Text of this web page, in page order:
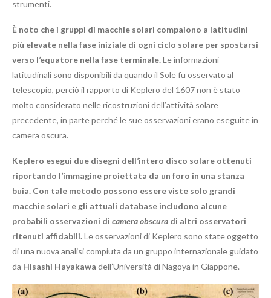
strumenti.
È noto che i gruppi di macchie solari compaiono a latitudini
più elevate nella fase iniziale di ogni ciclo solare per spostarsi
verso l’equatore nella fase terminale.Le informazioni
latitudinali sono disponibili da quando il Sole fu osservato al
telescopio, perciò il rapporto di Keplero del 1607 non è stato
molto considerato nelle ricostruzioni dell’attività solare
precedente, in parte perché le sue osservazioni erano eseguite in
camera oscura.
Keplero eseguì due disegni dell’intero disco solare ottenuti
riportando l’immagine proiettata da un foro in una stanza
buia. Con tale metodo possono essere viste solo grandi
macchie solari e gli attuali database includono alcune
probabili osservazioni di camera obscura di altri osservatori
ritenuti affidabili.Le osservazioni di Keplero sono state oggetto
di una nuova analisi compiuta da un gruppo internazionale guidato
da Hisashi Hayakawa dell’Università di Nagoya in Giappone.